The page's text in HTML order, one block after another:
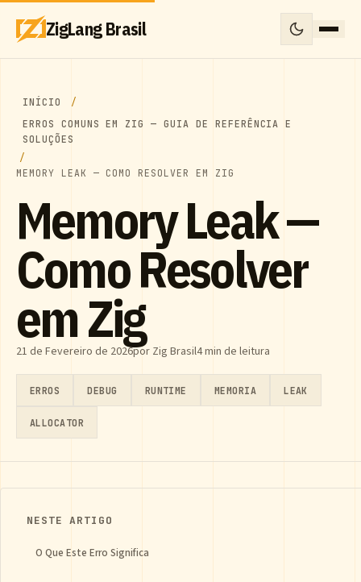
ZigLang Brasil
INÍCIO
ERROS COMUNS EM ZIG — GUIA DE REFERÊNCIA E
SOLUÇÕES
MEMORY LEAK — COMO RESOLVER EM ZIG
Memory Leak —
Como Resolver
em Zig
21 de Fevereiro de 2026por Zig Brasil4 min de leitura
ERROS DEBUG RUNTIME MEMORIA LEAK
ALLOCATOR
NESTE ARTIGO
O Que Este Erro Significa